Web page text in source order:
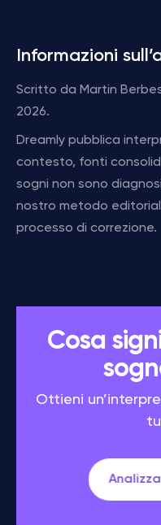
Informazioni
Scritto da Martin
2026.
Dreamly pubblica
contesto, fonti
sogni non sono
nostro metodo
processo di correzione.
Cosa
Ottieni